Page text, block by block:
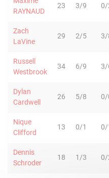
RAYNAUD
23 3/9 0/
Zach
LaVine
29 2/5 3/
Russell
Westbrook
34 6/9 3/
Dylan
Cardwell
26 5/8 0/
Nique
Clifford
13 0/1 0/
Dennis
Schroder
18 1/3 0/